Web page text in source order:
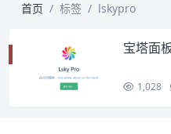
首页
标签 lskypro
宝塔面
1,028